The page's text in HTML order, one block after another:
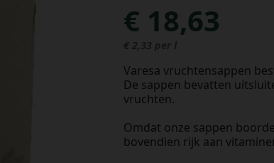
€ 18,63
€ 2,33 per l
Varesa vruchtensappen
De sappen bevatten
vruchten.
Omdat onze sappen
bovendien rijk aan